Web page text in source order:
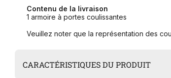
Contenu de la livraison
1 armoire à portes coulissantes
Veuillez noter que la représentation des
CARACTÉRISTIQUES DU PRODUIT